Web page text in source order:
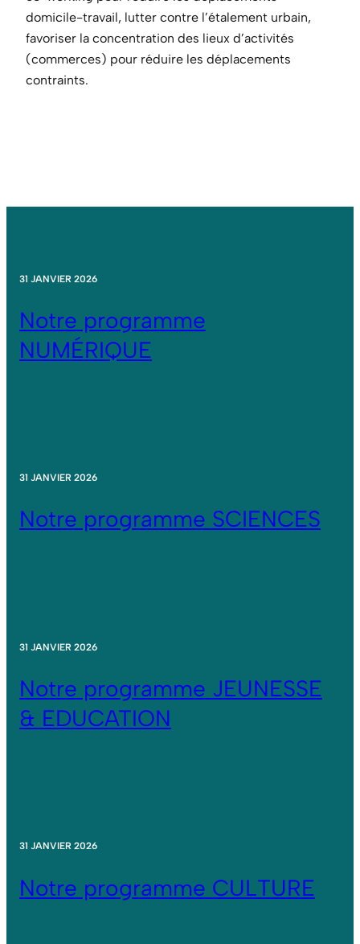
domicile-travail, lutter contre l’étalement urbain,
favoriser la concentration des lieux d’activités
(commerces) pour réduire les déplacements
contraints.
31 JANVIER 2026
Notre programme
NUMÉRIQUE
31 JANVIER 2026
Notre programme SCIENCES
31 JANVIER 2026
Notre programme JEUNESSE
& EDUCATION
31 JANVIER 2026
Notre programme CULTURE